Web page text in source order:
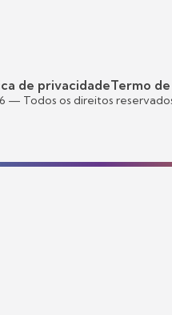
de privacidadeTermo de
— Todos os direitos